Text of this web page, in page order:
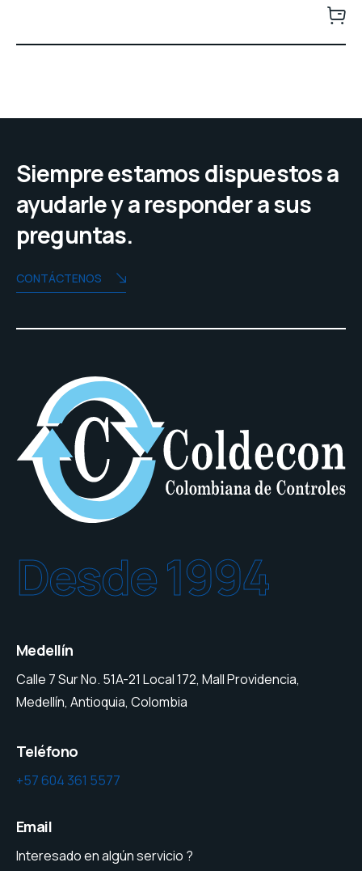
Siempre estamos dispuestos a
ayudarle y a responder a sus
preguntas.
CONTÁCTENOS
Desde 1994
Medellín
Calle 7 Sur No. 51A-21 Local 172, Mall Providencia,
Medellín, Antioquia, Colombia
Teléfono
+57 604 361 5577
Email
Interesado en algún servicio ?